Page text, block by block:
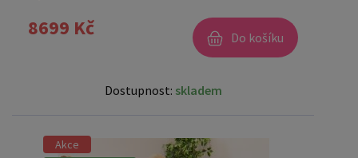
8699 Kč Do košíku
Dostupnost: skladem
Akce